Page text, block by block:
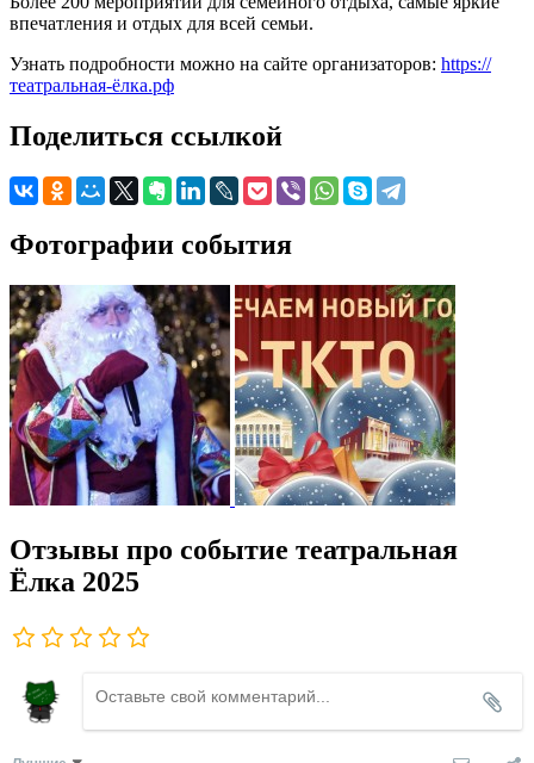
впечатления и отдых для всей семьи.
Узнать подробности можно на сайте организаторов: https://
театральная-ёлка.рф
Поделиться ссылкой
Фотографии события
Отзывы про событие театральная
Ёлка 2025